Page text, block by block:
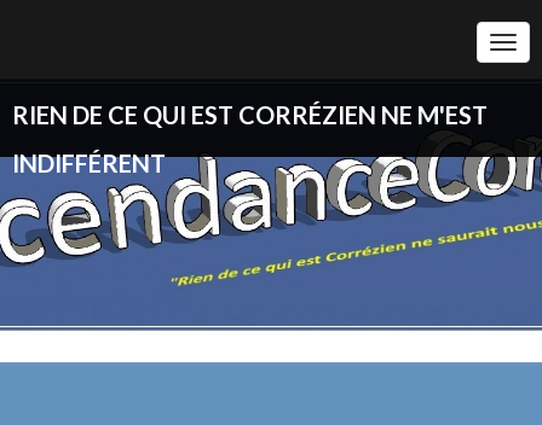
RIEN DE CE QUI EST CORRÉZIEN NE M'EST
INDIFFÉRENT